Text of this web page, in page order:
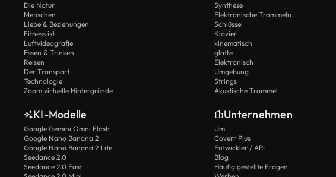
Die Natur
Menschen
Liebe & Beziehungen
Fitness ist
Luftvideografie
Essen & Trinken
Reisen
Der Transport
Technologie
Zoom virtuelle Hintergründe
Synthese
Elektronische Trommeln
Schlüssel
Klavier
kinematisch
glatte
Elektronisch
Umgebung
Strings
Akustische Trommel
KI-Modelle
Google Gemini Omni Flash
Google Nano Banana 2
Google Nano Banana 2 Lite
Seedance 2.0
Seedance 2.0 Fast
Unternehmen
Um
Coverr Plus
Entwickler / API
Blog
Häufig gestellte Fragen